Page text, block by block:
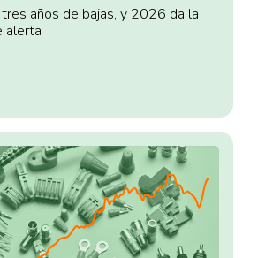
años de bajas, y 2026 da la
alerta